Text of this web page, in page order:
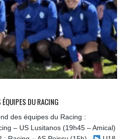
ÉQUIPES DU RACING
des équipes du Racing :
– US Lusitanos (19h45 – Amical)